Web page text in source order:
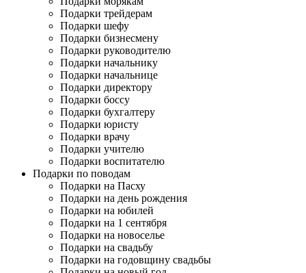
Подарки трейдерам
Подарки шефу
Подарки бизнесмену
Подарки руководителю
Подарки начальнику
Подарки начальнице
Подарки директору
Подарки боссу
Подарки бухгалтеру
Подарки юристу
Подарки врачу
Подарки учителю
Подарки воспитателю
Подарки по поводам
Подарки на Пасху
Подарки на день рождения
Подарки на юбилей
Подарки на 1 сентября
Подарки на новоселье
Подарки на свадьбу
Подарки на годовщину свадьбы